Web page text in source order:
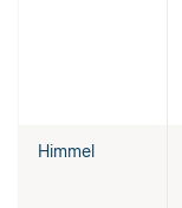
Himmel